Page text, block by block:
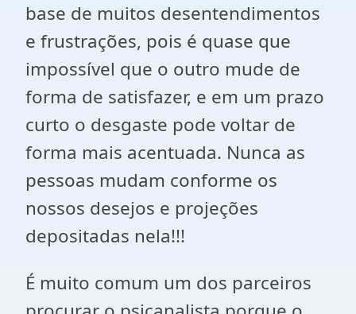
base de muitos desentendimentos
e frustrações, pois é quase que
impossível que o outro mude de
forma de satisfazer, e em um prazo
curto o desgaste pode voltar de
forma mais acentuada. Nunca as
pessoas mudam conforme os
nossos desejos e projeções
depositadas nela!!!
É muito comum um dos parceiros